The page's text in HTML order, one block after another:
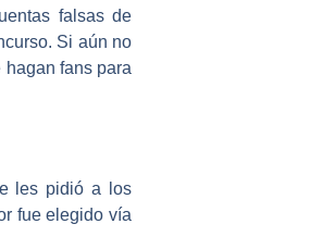
falsas de
Si aún no
fans para
les pidió a los
fue elegido vía